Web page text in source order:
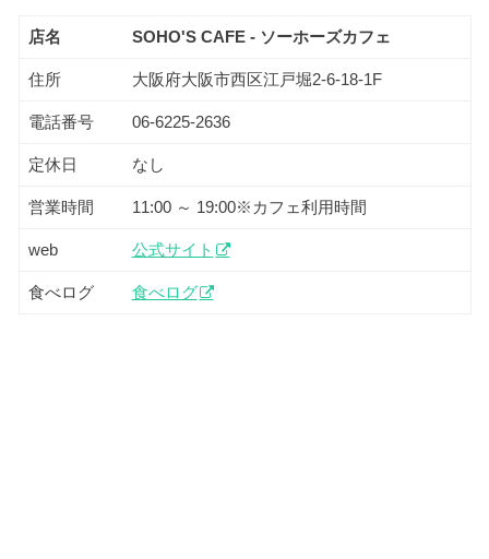
店名 SOHO'S CAFE - ソーホーズカフェ
住所 大阪府大阪市西区江戸堀2-6-18-1F
電話番号 06-6225-2636
定休日 なし
営業時間 11:00 ～ 19:00※カフェ利用時間
web 公式サイト
食べログ 食べログ